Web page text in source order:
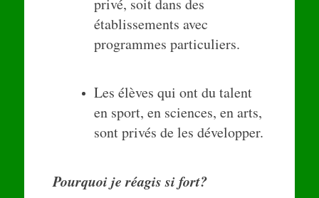
établissements avec
programmes particuliers.
Les élèves qui ont du talent
en sport, en sciences, en arts,
sont privés de les développer.
Pourquoi je réagis si fort?